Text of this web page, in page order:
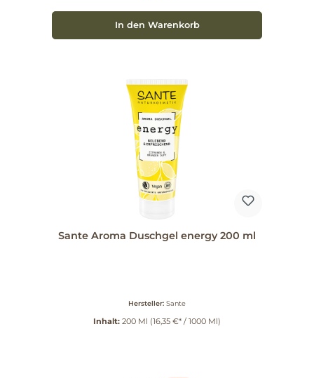
In den Warenkorb
Sante Aroma Duschgel energy 200 ml
Hersteller: Sante
Inhalt: 200 Ml (16,35 €* / 1000 Ml)